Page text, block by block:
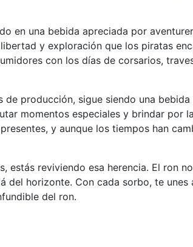
en una bebida apreciada por
y exploración que los piratas
con los días de corsarios,
producción, sigue siendo una bebida
momentos especiales y brindar por
y aunque los tiempos han
estás reviviendo esa herencia. El ron
del horizonte. Con cada sorbo, te unes
del ron.